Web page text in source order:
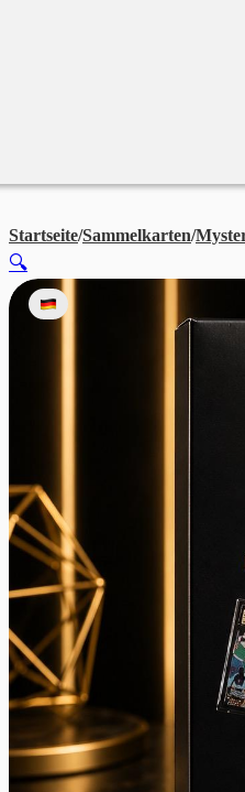
Startseite/Sammelkarten/
🔍